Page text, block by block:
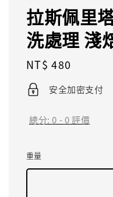
拉斯佩里
洗處理 淺
Regular
price
NT$ 480
安全加密支付
總分:0 -0評價
重量